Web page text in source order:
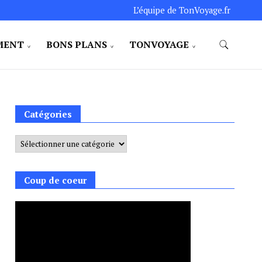
L’équipe de TonVoyage.fr
BONS PLANS TONVOYAGE
Catégories
Catégories
Coup de coeur